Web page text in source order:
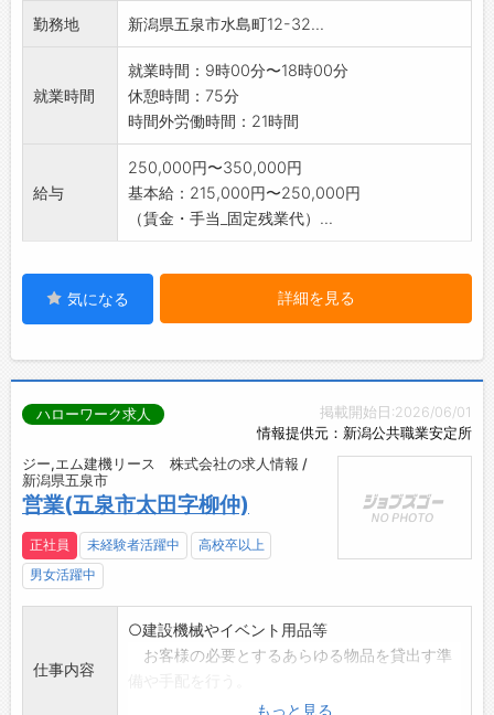
勤務地 新潟県五泉市水島町12-32...
就業時間
就業時間：9時00分〜18時00分
休憩時間：75分
時間外労働時間：21時間
給与
250,000円〜350,000円
基本給：215,000円〜250,000円
（賃金・手当_固定残業代）...
気になる 詳細を見る
掲載開始日:2026/06/01
情報提供元：新潟公共職業安定所
ハローワーク求人
ジー,エム建機リース 株式会社の求人情報 /
新潟県五泉市
営業(五泉市太田字柳仲)
正社員 未経験者活躍中
高校卒以上
男女活躍中
仕事内容
○建設機械やイベント用品等
お客様の必要とするあらゆる物品を貸出す準
・お客様の仕事内容をお聞きし
もっと見る